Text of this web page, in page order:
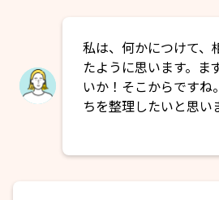
私は、何かにつけて、
たように思います。ま
いか！そこからですね
ちを整理したいと思い